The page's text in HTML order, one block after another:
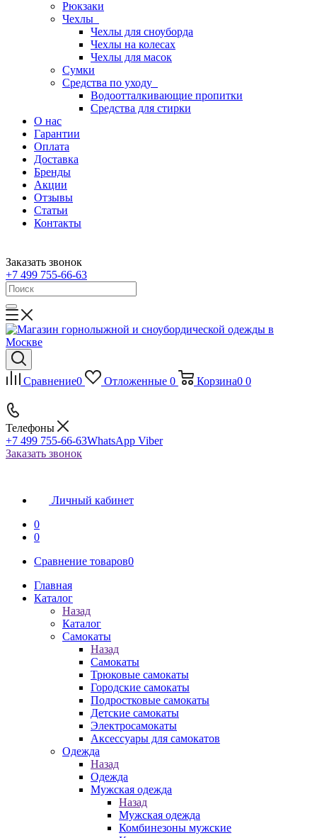
Рюкзаки
Чехлы
Чехлы для сноуборда
Чехлы на колесах
Чехлы для масок
Сумки
Средства по уходу
Водоотталкивающие пропитки
Средства для стирки
О нас
Гарантии
Оплата
Доставка
Бренды
Акции
Отзывы
Статьи
Контакты
Заказать звонок
+7 499 755-66-63
Сравнение0 Отложенные 0 Корзина0 0
Телефоны
+7 499 755-66-63WhatsApp Viber
Заказать звонок
Личный кабинет
0
0
Сравнение товаров0
Главная
Каталог
Назад
Каталог
Самокаты
Назад
Самокаты
Трюковые самокаты
Городские самокаты
Подростковые самокаты
Детские самокаты
Электросамокаты
Аксессуары для самокатов
Одежда
Назад
Одежда
Мужская одежда
Назад
Мужская одежда
Комбинезоны мужские